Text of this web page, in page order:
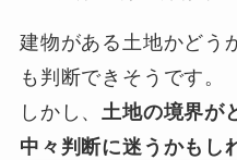
建物がある土地かどう
も判断できそうです。
しかし、土地の境界が
中々判断に迷うかもし